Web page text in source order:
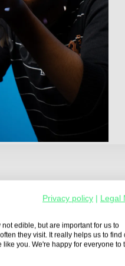
Privacy policy
Legal
edible, but are important for us to
they visit. It really helps us to find
you. We're happy for everyone to